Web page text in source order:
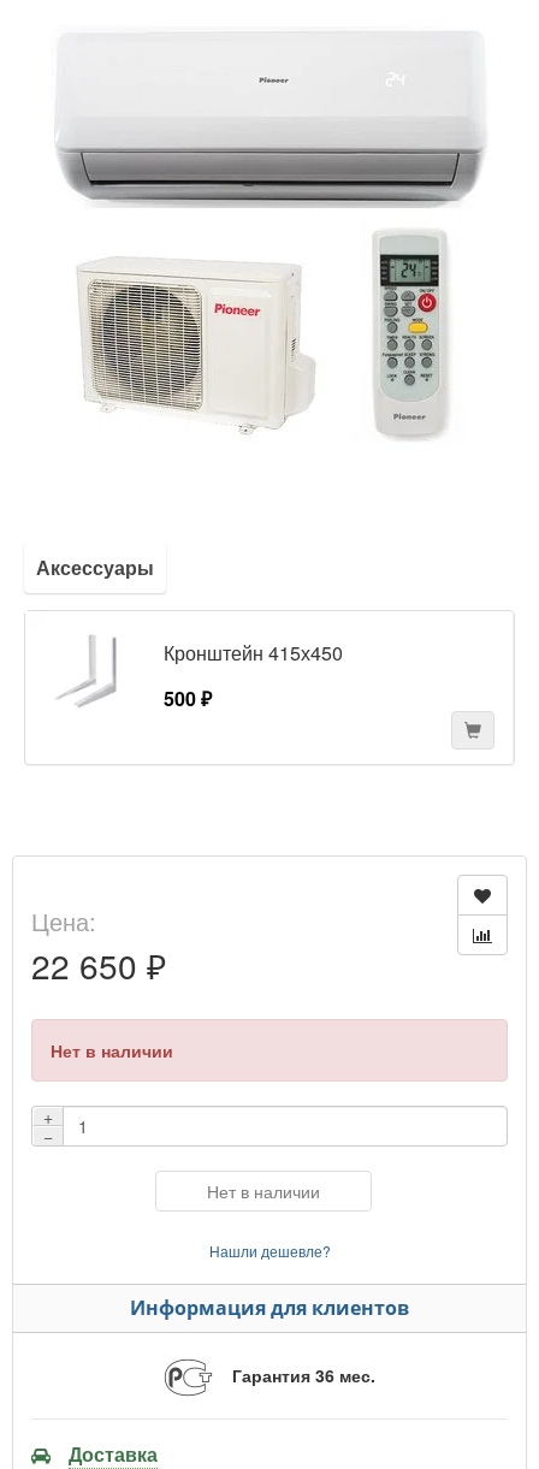
Аксессуары
Кронштейн 415х450
500 ₽
Цена:
22 650 ₽
Нет в наличии
+
−
Нет в наличии
Нашли дешевле?
Информация для клиентов
Гарантия 36 мес.
Доставка